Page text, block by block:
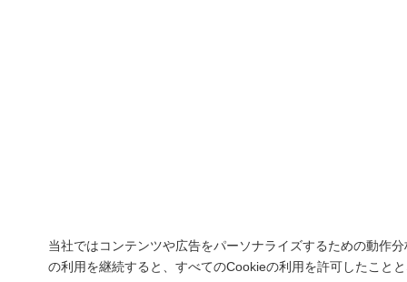
当社ではコンテンツや広告をパーソナライズするための動作
の利用を継続すると、すべてのCookieの利用を許可したこと